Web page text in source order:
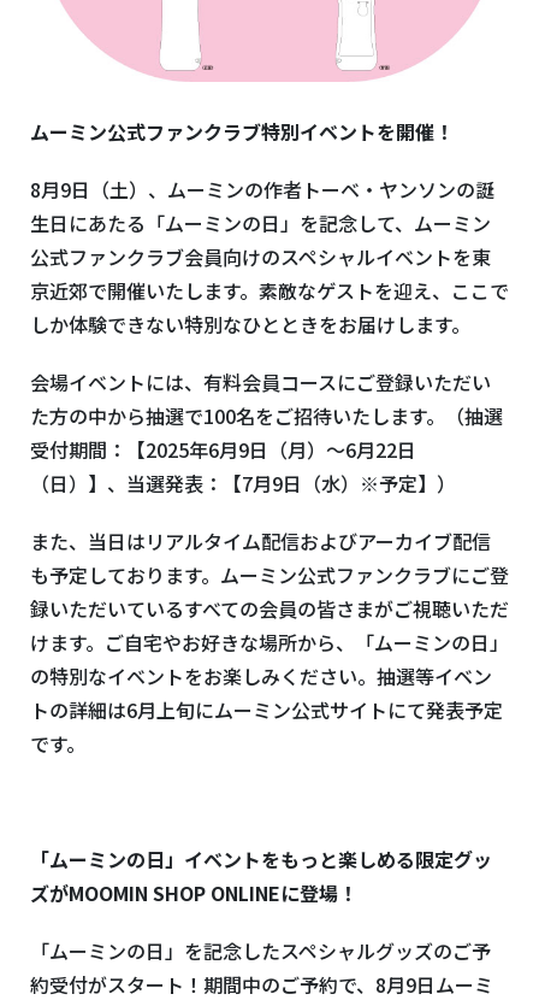
ムーミン公式ファンクラブ特別イベントを開催！
8月9日（土）、ムーミンの作者トーベ・ヤンソンの誕
生日にあたる「ムーミンの日」を記念して、ムーミン
公式ファンクラブ会員向けのスペシャルイベントを東
京近郊で開催いたします。素敵なゲストを迎え、ここで
しか体験できない特別なひとときをお届けします。
会場イベントには、有料会員コースにご登録いただい
た方の中から抽選で100名をご招待いたします。（抽選
受付期間：【2025年6月9日（月）～6月22日
（日）】、当選発表：【7月9日（水）※予定】）
また、当日はリアルタイム配信およびアーカイブ配信
も予定しております。ムーミン公式ファンクラブにご登
録いただいているすべての会員の皆さまがご視聴いただ
けます。ご自宅やお好きな場所から、「ムーミンの日」
の特別なイベントをお楽しみください。抽選等イベン
トの詳細は6月上旬にムーミン公式サイトにて発表予定
です。
「ムーミンの日」イベントをもっと楽しめる限定グッ
ズがMOOMIN SHOP ONLINEに登場！
「ムーミンの日」を記念したスペシャルグッズのご予
約受付がスタート！期間中のご予約で、 8月9日ムーミ